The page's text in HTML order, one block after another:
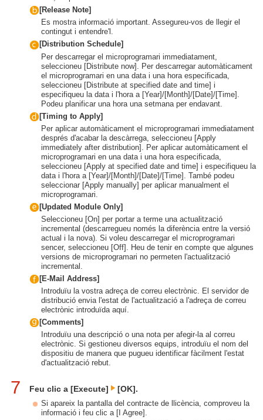
[Release Note]
Es mostra informació important. Assegureu-vos de llegir el
contingut i entendre'l.
[Distribution Schedule]
Per descarregar el microprogramari immediatament,
seleccioneu [Distribute now]. Per descarregar automàticament
el microprogramari en una data i una hora especificada,
seleccioneu [Distribute at specified date and time] i
especifiqueu la data i l'hora a [Year]/[Month]/[Date]/[Time].
Podeu planificar una hora una setmana per endavant.
[Timing to Apply]
Per aplicar automàticament el microprogramari immediatament
després d'acabar la descàrrega, seleccioneu [Apply
immediately after distribution]. Per aplicar automàticament el
microprogramari en una data i una hora especificada,
seleccioneu [Apply at specified date and time] i especifiqueu la
data i l'hora a [Year]/[Month]/[Date]/[Time]. També podeu
seleccionar [Apply manually] per aplicar manualment el
microprogramari.
[Updated Module Only]
Seleccioneu [On] per portar a terme una actualització
incremental (descarregueu només la diferència entre la versió
actual i la nova). Si voleu descarregar el microprogramari
sencer, seleccioneu [Off]. Heu de tenir en compte que algunes
versions de microprogramari no permeten l'actualització
incremental.
[E-Mail Address]
Introduïu la vostra adreça de correu electrònic. El servidor de
distribució envia l'estat de l'actualització a l'adreça de correu
electrònic introduïda aquí.
[Comments]
Introduïu una descripció o una nota per afegir-la al correu
electrònic. Si gestioneu diversos equips, introduïu el nom del
dispositiu de manera que pugueu identificar fàcilment l'estat
d'actualització rebut.
7 Feu clic a [Execute] [OK].
Si apareix la pantalla del contracte de llicència, comproveu la
informació i feu clic a [I Agree].